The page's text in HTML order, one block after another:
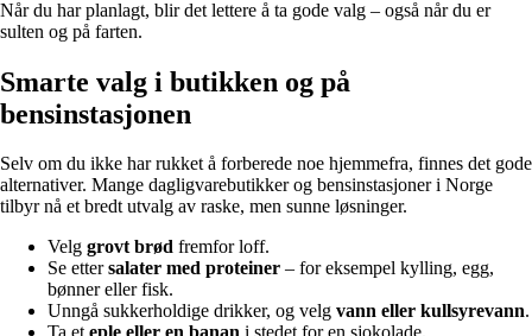
Når du har planlagt, blir det lettere å ta gode valg – også når du er
sulten og på farten.
Smarte valg i butikken og på
bensinstasjonen
Selv om du ikke har rukket å forberede noe hjemmefra, finnes det gode
alternativer. Mange dagligvarebutikker og bensinstasjoner i Norge
tilbyr nå et bredt utvalg av raske, men sunne løsninger.
Velg grovt brød fremfor loff.
Se ettersalater med proteiner – for eksempel kylling, egg,
bønner eller fisk.
Unngå sukkerholdige drikker, og velg vann eller kullsyrevann.